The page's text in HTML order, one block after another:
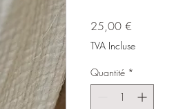
25,00 €
TVA Incluse
Quantité *